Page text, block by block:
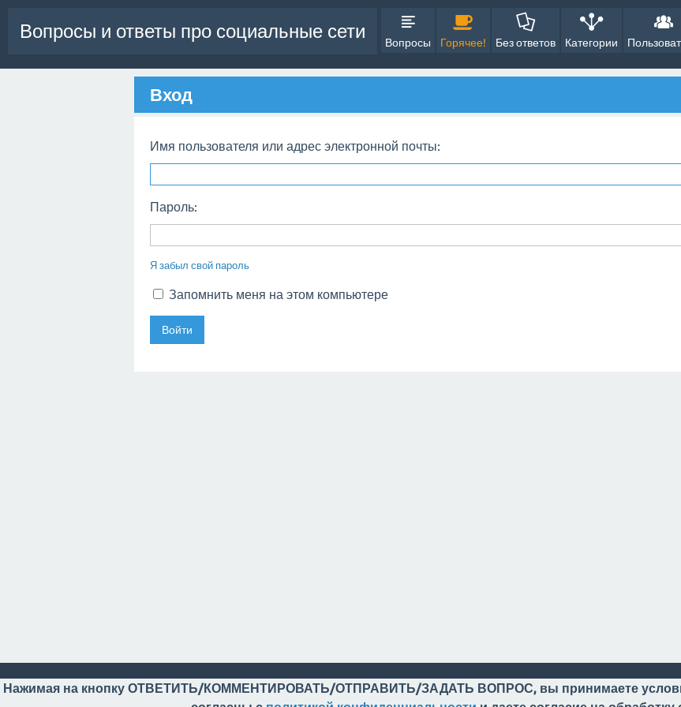
Вопросы и ответы про социальные сети
Вопросы Горячее! Без ответов Категории
Вход
Имя пользователя или адрес электронной почты:
Пароль:
Я забыл свой пароль
Запомнить меня на этом компьютере
Нажимая на кнопку ОТВЕТИТЬ/КОММЕНТИРОВАТЬ/ОТПРАВИТЬ/ЗАДАТЬ ВОПРОС, вы принимаете